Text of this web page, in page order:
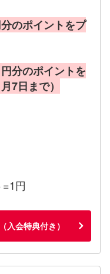
のポイントをプ
分のポイントを
7日まで）
円
入会特典付き）